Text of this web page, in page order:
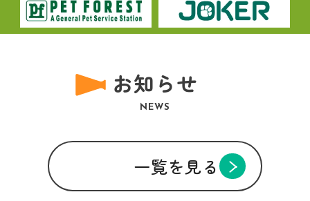
お知らせ
NEWS
一覧を見る